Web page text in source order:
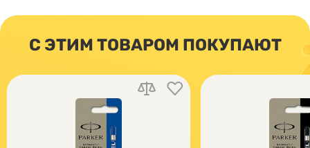
С ЭТИМ ТОВАРОМ ПОКУПАЮТ